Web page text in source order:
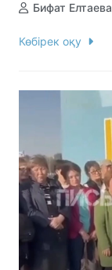
Бифат Елтаева
Көбірек оқу